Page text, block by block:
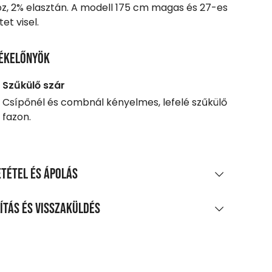
2% elasztán. A modell 175 cm magas és 27-es
visel.
Szűkülő szár
Csípőnél és combnál kényelmes, lefelé szűkülő
fazon.
és ápolás
és visszaküldés